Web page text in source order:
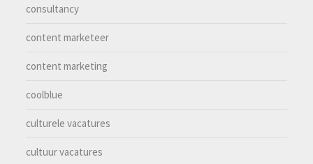
consultancy
content marketeer
content marketing
coolblue
culturele vacatures
cultuur vacatures